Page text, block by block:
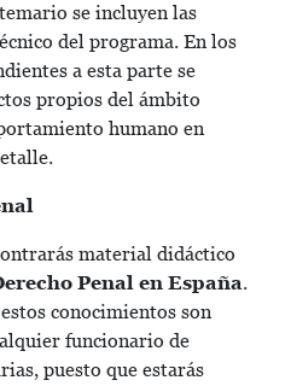
se incluyen las
del programa. En los
a esta parte se
propios del ámbito
humano en
material didáctico
Penal en España.
conocimientos son
funcionario de
puesto que estarás